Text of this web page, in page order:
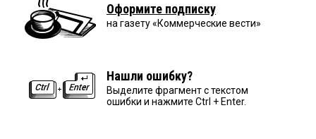
Оформите подписку
на газету «Коммерческие вести»
Нашли ошибку?
Выделите фрагмент с текстом
ошибки и нажмите Ctrl + Enter.